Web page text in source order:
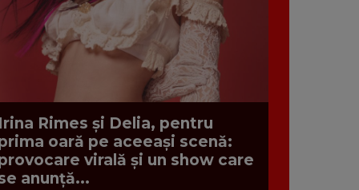
Rimes și Delia, pentru
oară pe aceeași scenă:
virală și un show care
anunță...